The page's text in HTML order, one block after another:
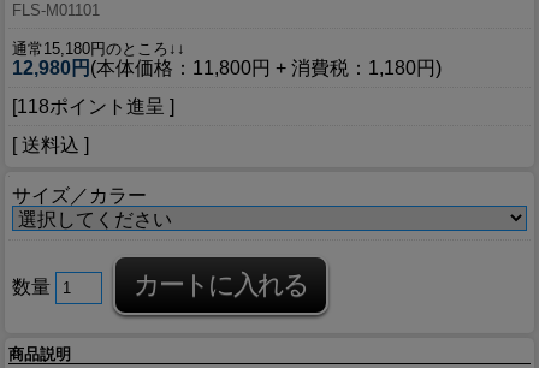
FLS-M01101
通常15,180円のところ↓↓
12,980円 (本体価格：11,800円 + 消費税：1,180円)
[118ポイント進呈 ]
[ 送料込 ]
サイズ／カラー
数量
商品説明